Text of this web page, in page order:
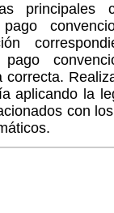
principales
aplicando la
con